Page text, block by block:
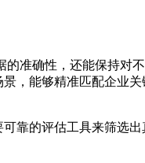
的准确性 ， 还能保持对
，能够精准匹配企业关
的评估工具来筛选